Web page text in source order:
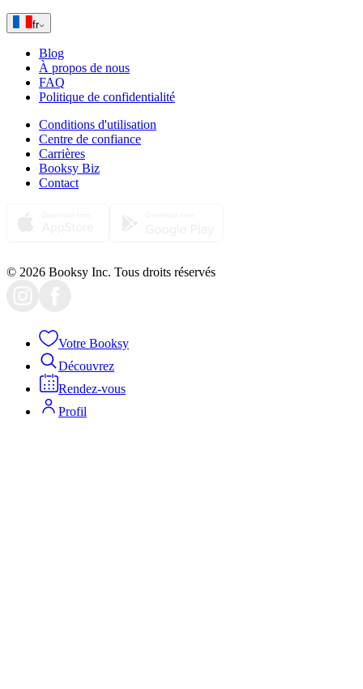
fr
Blog
À propos de nous
FAQ
Politique de confidentialité
Conditions d'utilisation
Centre de confiance
Carrières
Booksy Biz
Contact
© 2026 Booksy Inc. Tous droits réservés
Votre Booksy
Découvrez
Rendez-vous
Profil